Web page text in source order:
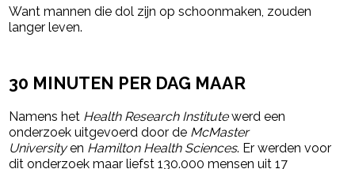
Want mannen die dol zijn op schoonmaken, zouden
langer leven.
30 MINUTEN PER DAG MAAR
Namens het Health Research Institutewerd een
onderzoek uitgevoerd door de McMaster
Universityen Hamilton Health Sciences. Er werden voor
dit onderzoek maar liefst 130.000 mensen uit 17